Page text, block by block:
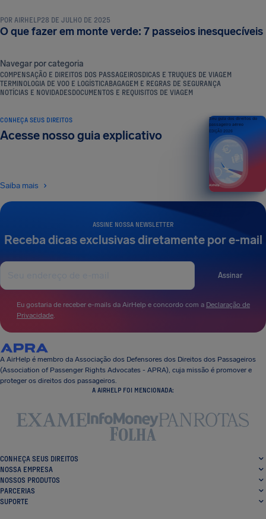
POR AIRHELP28 DE JULHO DE 2025
O que fazer em monte verde: 7 passeios inesquecíveis
Navegar por categoria
COMPENSAÇÃO E DIREITOS DOS PASSAGEIROSDICAS E TRUQUES DE VIAGEM
TERMINOLOGIA DE VOO E LOGÍSTICABAGAGEM E REGRAS DE SEGURANÇA
NOTÍCIAS E NOVIDADESDOCUMENTOS E REQUISITOS DE VIAGEM
ASSINE NOSSA NEWSLETTER
Receba dicas exclusivas diretamente por e-mail
Assinar
Eu gostaria de receber e-mails da AirHelp e concordo com a Declaração de
Privacidade.
CONHEÇA SEUS DIREITOS
Acesse nosso guia explicativo
Saiba mais
Seu guia dos direitos do
passageiro aéreo
EDIÇÃO 2026
A AirHelp é membro da Associação dos Defensores dos Direitos dos Passageiros
(Association of Passenger Rights Advocates - APRA), cuja missão é promover e
proteger os direitos dos passageiros.
A AIRHELP FOI MENCIONADA:
CONHEÇA SEUS DIREITOS
NOSSA EMPRESA
NOSSOS PRODUTOS
PARCERIAS
SUPORTE